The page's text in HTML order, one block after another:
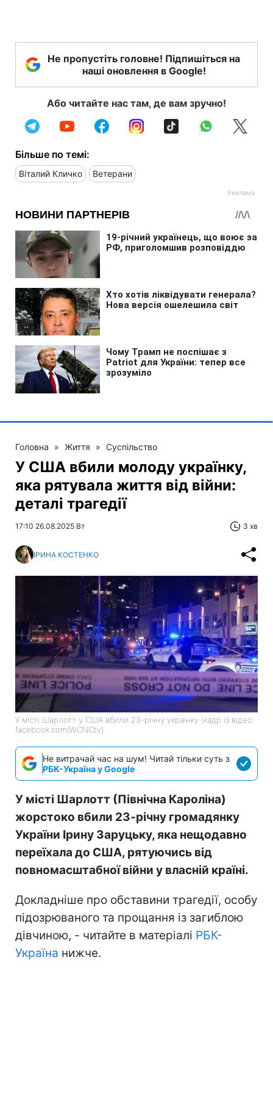
Не пропустіть головне! Підпишіться на
наші оновлення в Google!
Або читайте нас там, де вам зручно!
Більше по темі:
Віталий Кличко Ветерани
Головна » Життя » Суспільство
У США вбили молоду українку,
яка рятувала життя від війни:
деталі трагедії
17:10 26.08.2025 Вт 3 хв
ІРИНА КОСТЕНКО
У місті Шарлотт у США вбили 23-річну українку (кадр із відео:
facebook.com/WCNCtv)
Не витрачай час на шум! Читай тільки суть з
РБК-Україна у Google
У місті Шарлотт (Північна Кароліна)
жорстоко вбили 23-річну громадянку
України Ірину Заруцьку, яка нещодавно
переїхала до США, рятуючись від
повномасштабної війни у власній країні.
Докладніше про обставини трагедії, особу
підозрюваного та прощання із загиблою
дівчиною, - читайте в матеріалі РБК-
Україна нижче.